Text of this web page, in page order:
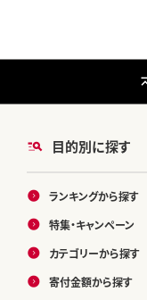
目的別に探す
ランキングから探す
特集・キャンペーン
カテゴリーから探す
寄付金額から探す